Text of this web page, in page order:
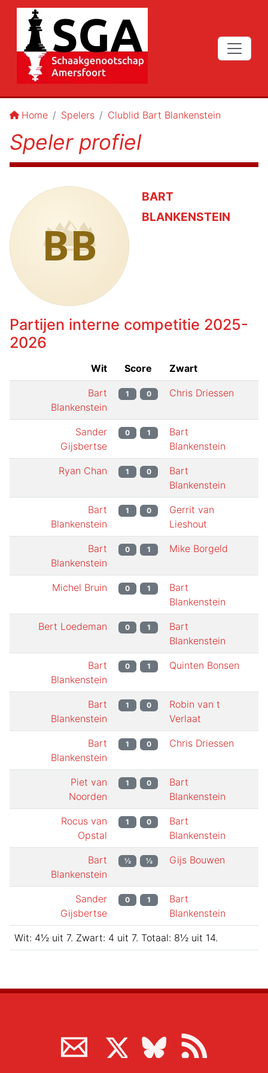
Home Spelers Clublid Bart Blankenstein
Speler profiel
BB
BART
BLANKENSTEIN
Partijen interne competitie 2025-
2026
Wit Score Zwart
Bart
Blankenstein
1 0 Chris Driessen
Sander
Gijsbertse
0 1
Bart
Blankenstein
Ryan Chan 1 0
Bart
Blankenstein
Bart
Blankenstein
1 0
Gerrit van
Lieshout
Bart
Blankenstein
0 1 Mike Borgeld
Michel Bruin 0 1
Bart
Blankenstein
Bert Loedeman 0 1
Bart
Blankenstein
Bart
Blankenstein
0 1 Quinten Bonsen
Bart
Blankenstein
1 0
Robin van t
Verlaat
Bart
Blankenstein
1 0 Chris Driessen
Piet van
Noorden
1 0
Bart
Blankenstein
Rocus van
Opstal
1 0
Bart
Blankenstein
Bart
Blankenstein
½ ½ Gijs Bouwen
Sander
Gijsbertse
0 1
Bart
Blankenstein
Wit: 4½ uit 7. Zwart: 4 uit 7. Totaal: 8½ uit 14.